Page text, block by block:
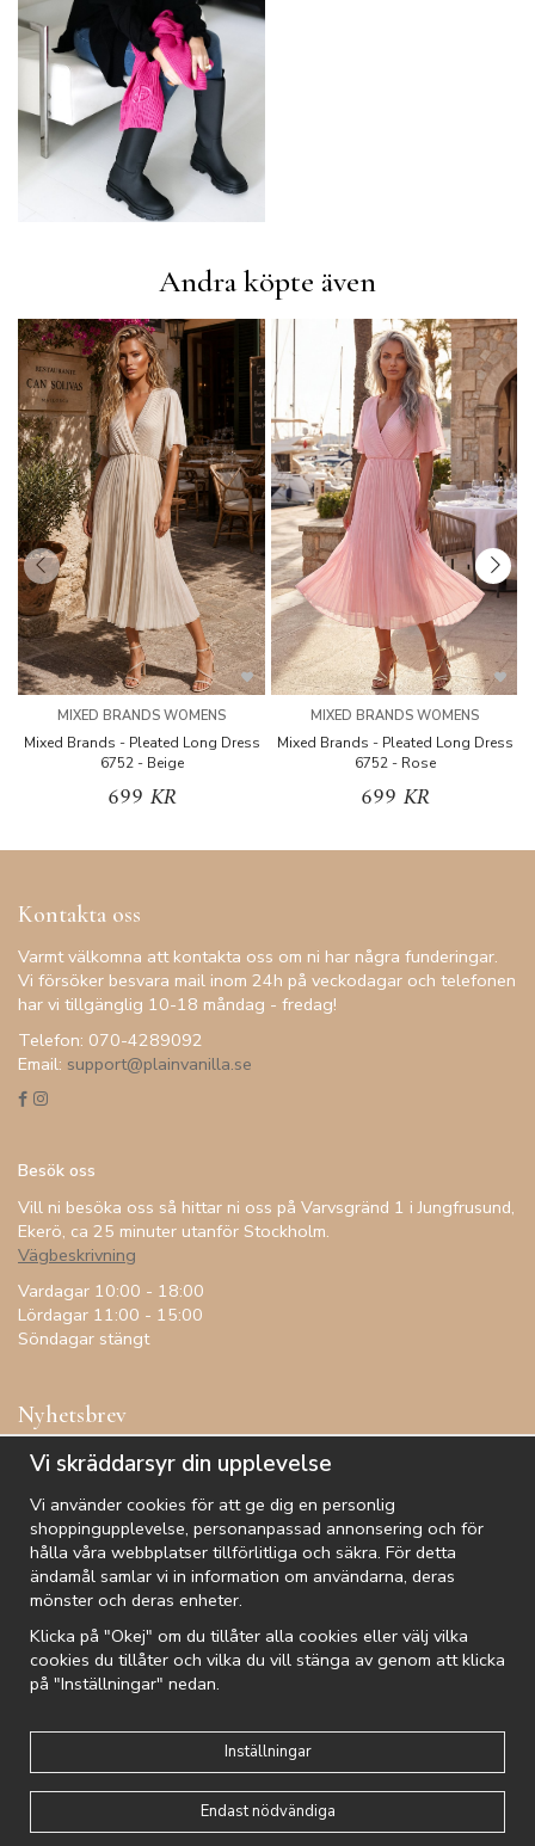
Andra köpte även
MIXED BRANDS WOMENS
Mixed Brands - Pleated Long Dress
6752 - Beige
699 KR
MIXED BRANDS WOMENS
Mixed Brands - Pleated Long Dress
6752 - Rose
699 KR
Kontakta oss
Varmt välkomna att kontakta oss om ni har några funderingar.
Vi försöker besvara mail inom 24h på veckodagar och telefonen
har vi tillgänglig 10-18 måndag - fredag!
Telefon: 070-4289092
Email: support@plainvanilla.se
Besök oss
Vill ni besöka oss så hittar ni oss på Varvsgränd 1 i Jungfrusund,
Ekerö, ca 25 minuter utanför Stockholm.
Vägbeskrivning
Vardagar 10:00 - 18:00
Lördagar 11:00 - 15:00
Söndagar stängt
Nyhetsbrev
Få inspiration, förtur till kampanjer, specialerbjudanden och
De uppgifter du matar in kommer endast användas till våra nyhetsbrev.
Logga in
Om cookies Integritetspolicy
Vi skräddarsyr din upplevelse
Vi använder cookies för att ge dig en personlig
shoppingupplevelse, personanpassad annonsering och för
hålla våra webbplatser tillförlitliga och säkra. För detta
ändamål samlar vi in information om användarna, deras
mönster och deras enheter.
Klicka på "Okej" om du tillåter alla cookies eller välj vilka
cookies du tillåter och vilka du vill stänga av genom att klicka
på "Inställningar" nedan.
Inställningar
Endast nödvändiga